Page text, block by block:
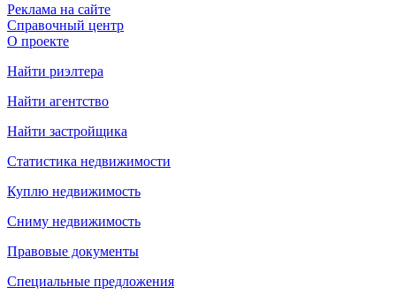
Реклама на сайте
Справочный центр
О проекте
Найти риэлтера
Найти агентство
Найти застройщика
Статистика недвижимости
Куплю недвижимость
Сниму недвижимость
Правовые документы
Специальные предложения